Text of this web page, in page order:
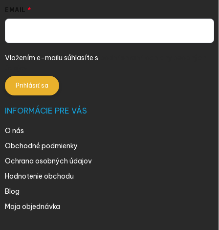
EMAIL
Vložením e-mailu súhlasíte s
Prihlásiť sa
INFORMÁCIE PRE VÁS
O nás
Obchodné podmienky
Ochrana osobných údajov
Hodnotenie obchodu
Blog
Moja objednávka